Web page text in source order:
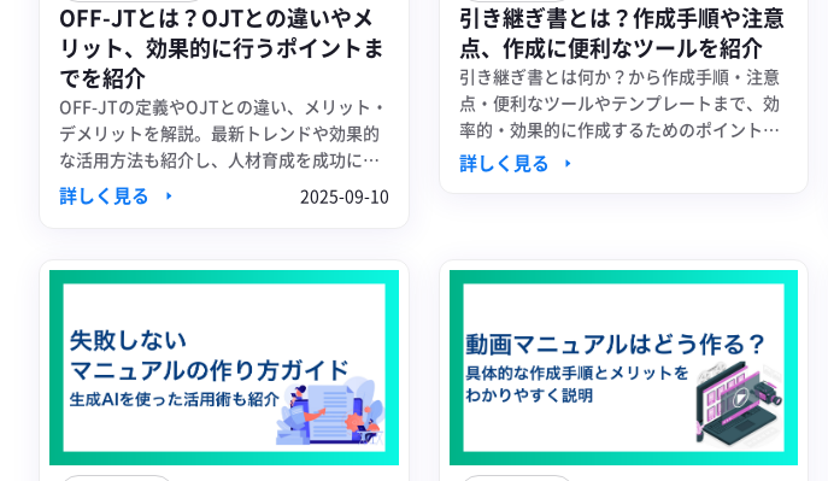
OFF-JTとは？OJTとの違いやメ
リット、効果的に行うポイントま
でを紹介
OFF-JTの定義やOJTとの違い、メリット・
デメリットを解説。最新トレンドや効果的
な活用方法も紹介し、人材育成を成功に導
きます。
詳しく見る 2025-09-10
引き継ぎ書とは？作成手順や注意
点、作成に便利なツールを紹介
引き継ぎ書とは何か？から作成手順・注意
点・便利なツールやテンプレートまで、効
率的・効果的に作成するためのポイントを
わかりやすく解説します。
詳しく見る